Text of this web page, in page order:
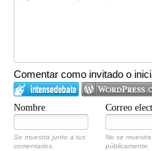
Comentar como invitado o
Nombre Correo
Se muestra junto a tus
comentarios.
No se muestra
públicamente.